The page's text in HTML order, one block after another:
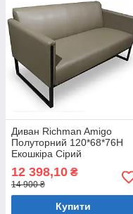
Диван Richman Amigo
Полуторний 120*68*76H
Екошкіра Сірий
12 398,10 ₴
14 900 ₴
Купити